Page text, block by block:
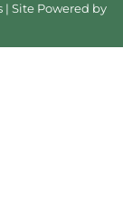
| Site Powered by